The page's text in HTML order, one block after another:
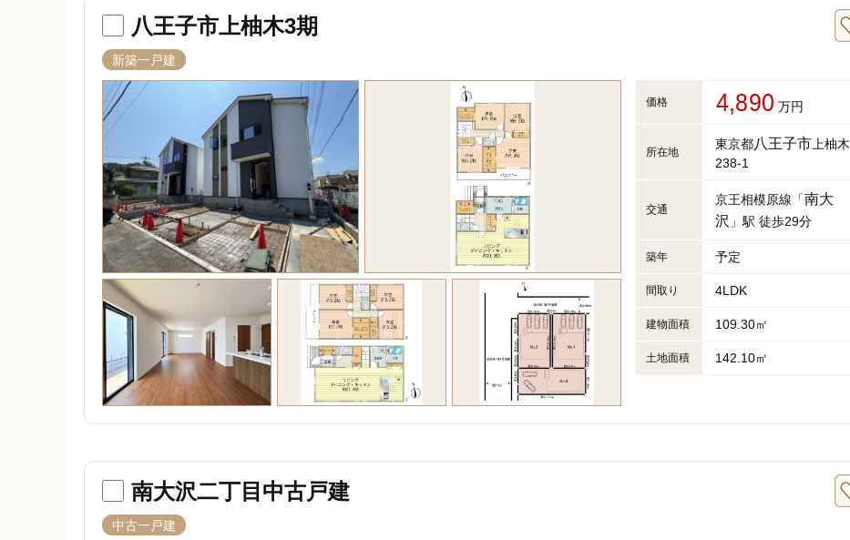
八王子市上柚木3期
新築一戸建
価格 4,890 万円
所在地
東京都八王子市 上柚木
238-1
交通
京王相模原線「南大
沢 」駅 徒歩29分
築年 予定
間取り 4LDK
建物面積 109.30㎡
土地面積 142.10㎡
南大沢二丁目中古戸建
中古一戸建